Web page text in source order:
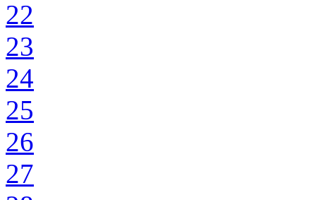
22
23
24
25
26
27